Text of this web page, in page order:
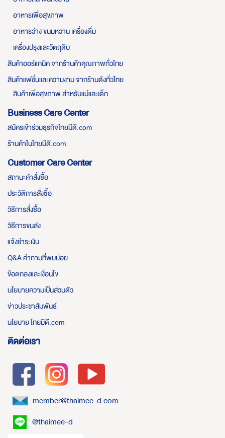
อาหารเพื่อสุขภาพ
อาหารว่าง ขนมหวาน เครื่องดื่ม
เครื่องปรุงและวัตถุดิบ
สินค้าออร์แกนิค จากร้านค้าคุณภาพทั่วไทย
สินค้าแฟชั่นและความงาม จากร้านดังทั่วไทย
สินค้าเพื่อสุขภาพ สำหรับแม่และเด็ก
Business Care Center
สมัครเข้าร่วมธุรกิจไทยมีดี.com
ร้านค้าในไทยมีดี.com
Customer Care Center
สถานะคำสั่งซื้อ
ประวัติการสั่งซื้อ
วิธีการสั่งซื้อ
วิธีการขนส่ง
แจ้งชำระเงิน
Q&A คำถามที่พบบ่อย
ข้อตกลงและเงื่อนไข
นโยบายความเป็นส่วนตัว
ข่าวประชาสัมพันธ์
นโยบาย ไทยมีดี.com
ติดต่อเรา
member@thaimee-d.com
@thaimee-d